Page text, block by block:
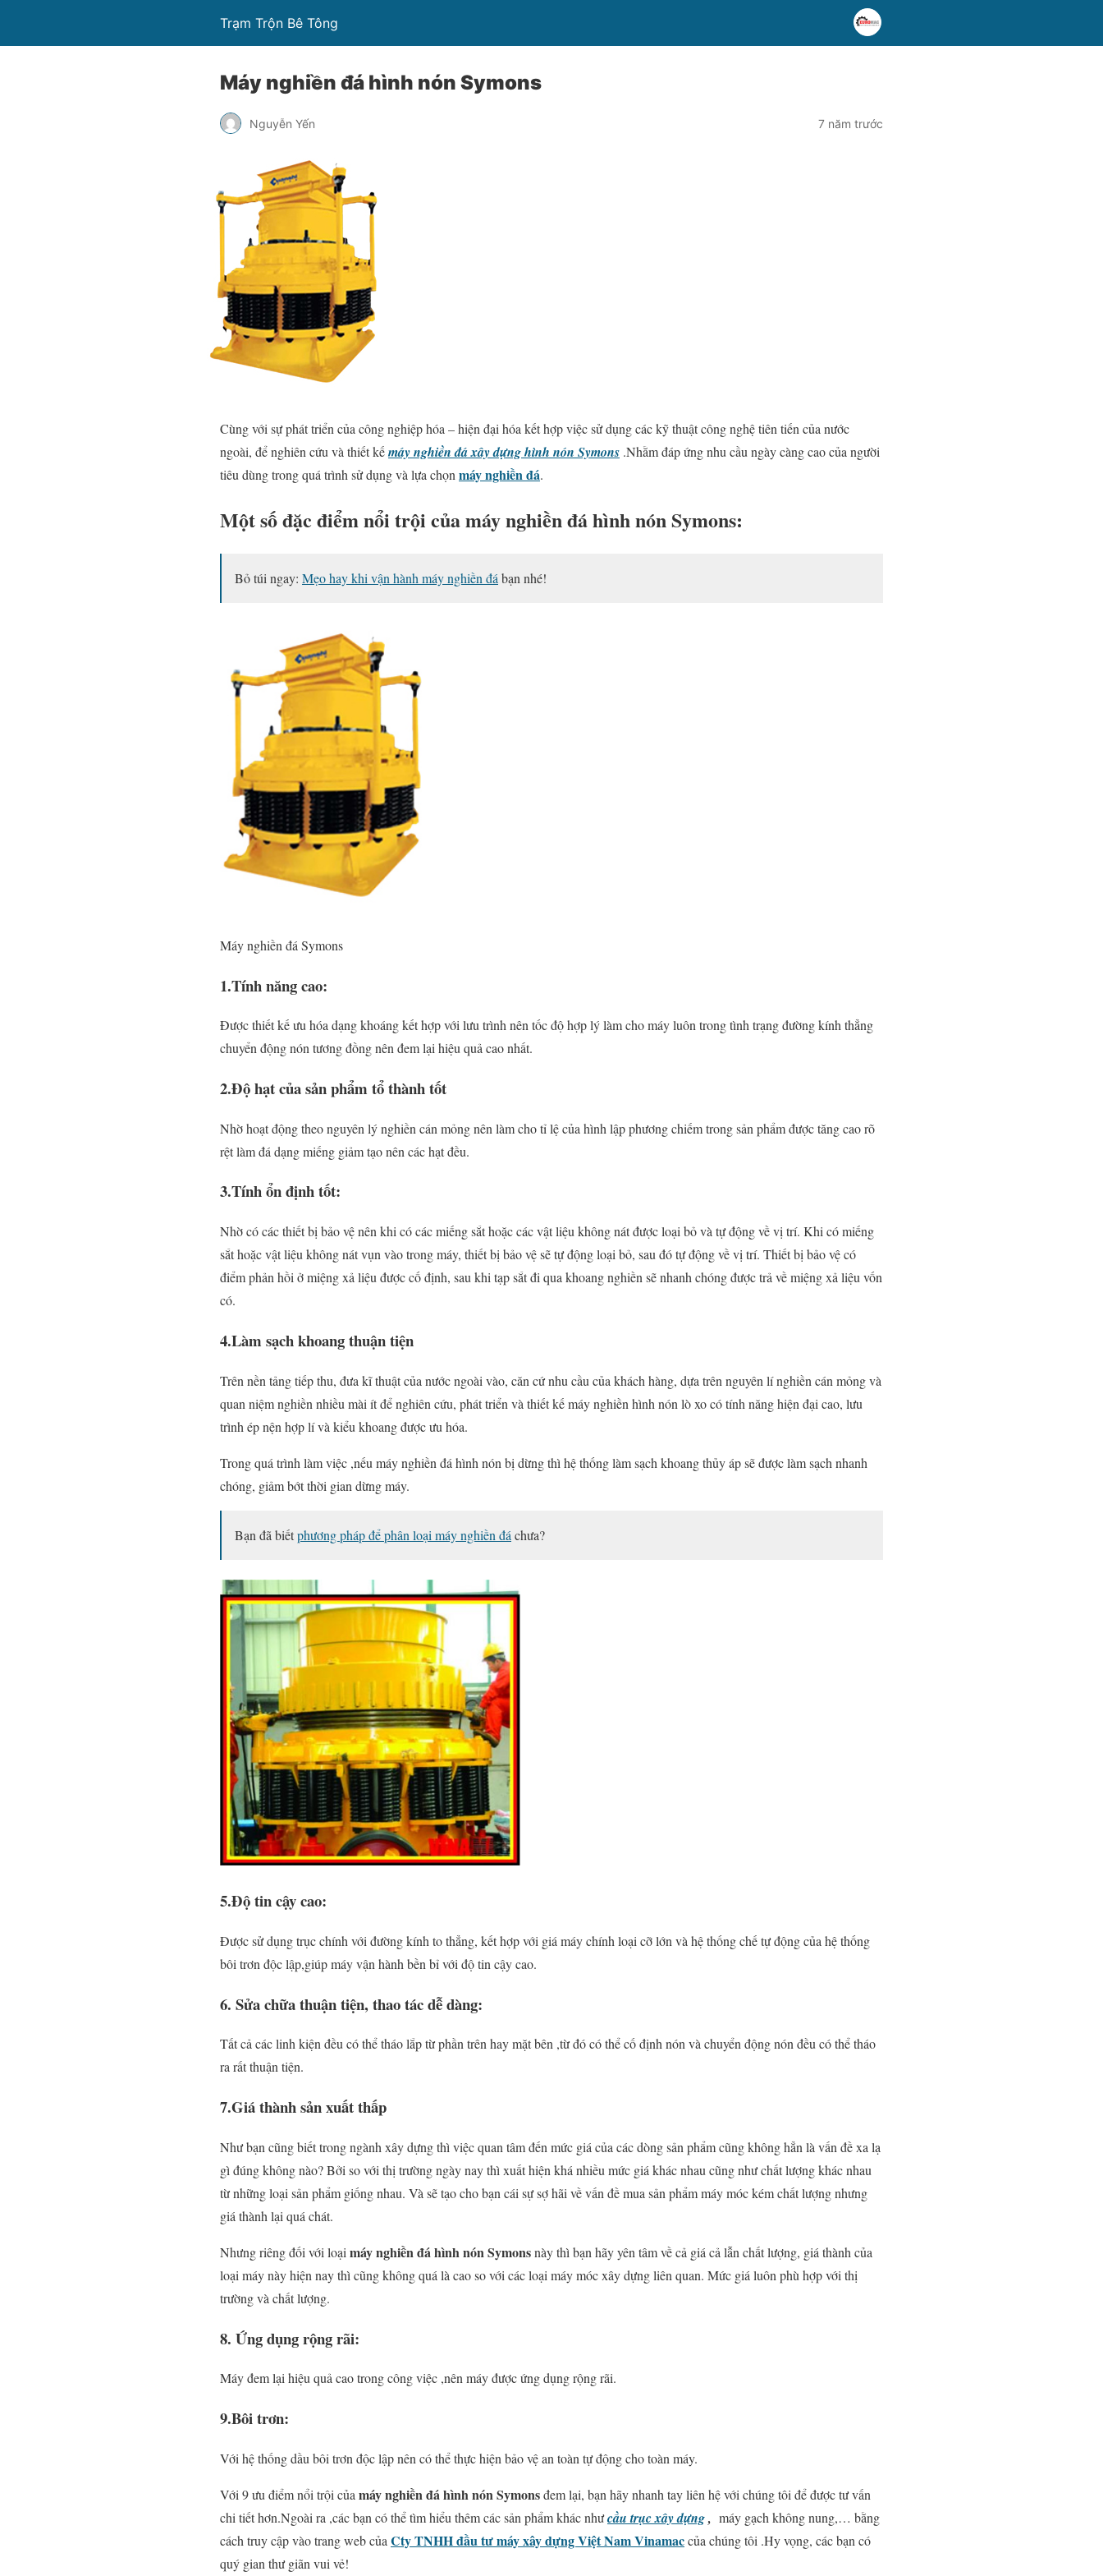
Trạm Trộn Bê Tông
Máy nghiền đá hình nón Symons
Nguyễn Yến 7 năm trước
Cùng với sự phát triển của công nghiệp hóa – hiện đại hóa kết hợp việc sử dụng các kỹ thuật công nghệ tiên tiến của nước
ngoài, để nghiên cứu và thiết kếmáy nghiền đá xây dựnghình nón Symons .Nhằm đáp ứng nhu cầu ngày càng cao của người
tiêu dùng trong quá trình sử dụng và lựa chọn máy nghiền đá.
Một số đặc điểm nổi trội của máy nghiền đá hình nón Symons:
Bỏ túi ngay: Mẹo hay khi vận hành máy nghiền đá bạn nhé!
Máy nghiền đá Symons
1.Tính năng cao:
Được thiết kế ưu hóa dạng khoáng kết hợp với lưu trình nên tốc độ hợp lý làm cho máy luôn trong tình trạng đường kính thẳng
chuyển động nón tương đồng nên đem lại hiệu quả cao nhất.
2.Độ hạt của sản phẩm tổ thành tốt
Nhờ hoạt động theo nguyên lý nghiền cán mỏng nên làm cho tỉ lệ của hình lập phương chiếm trong sản phẩm được tăng cao rõ
rệt làm đá dạng miếng giảm tạo nên các hạt đều.
3.Tính ổn định tốt:
Nhờ có các thiết bị bảo vệ nên khi có các miếng sắt hoặc các vật liệu không nát được loại bỏ và tự động về vị trí. Khi có miếng
sắt hoặc vật liệu không nát vụn vào trong máy, thiết bị bảo vệ sẽ tự động loại bỏ, sau đó tự động về vị trí. Thiết bị bảo vệ có
điểm phản hồi ở miệng xả liệu được cố định, sau khi tạp sắt đi qua khoang nghiền sẽ nhanh chóng được trả về miệng xả liệu vốn
có.
4.Làm sạch khoang thuận tiện
Trên nền tảng tiếp thu, đưa kĩ thuật của nước ngoài vào, căn cứ nhu cầu của khách hàng, dựa trên nguyên lí nghiền cán mỏng và
quan niệm nghiền nhiều mài ít để nghiên cứu, phát triển và thiết kế máy nghiền hình nón lò xo có tính năng hiện đại cao, lưu
trình ép nện hợp lí và kiểu khoang được ưu hóa.
Trong quá trình làm việc ,nếu máy nghiền đá hình nón bị dừng thì hệ thống làm sạch khoang thủy áp sẽ được làm sạch nhanh
chóng, giảm bớt thời gian dừng máy.
Bạn đã biếtphương pháp để phân loại máy nghiền đá chưa?
5.Độ tin cậy cao:
Được sử dụng trục chính với đường kính to thẳng, kết hợp với giá máy chính loại cỡ lớn và hệ thống chế tự động của hệ thống
bôi trơn độc lập,giúp máy vận hành bền bỉ với độ tin cậy cao.
6. Sửa chữa thuận tiện, thao tác dễ dàng:
Tất cả các linh kiện đều có thể tháo lắp từ phần trên hay mặt bên ,từ đó có thể cố định nón và chuyển động nón đều có thể tháo
ra rất thuận tiện.
7.Giá thành sản xuất thấp
Như bạn cũng biết trong ngành xây dựng thì việc quan tâm đến mức giá của các dòng sản phẩm cũng không hẳn là vấn đề xa lạ
gì đúng không nào? Bởi so với thị trường ngày nay thì xuất hiện khá nhiều mức giá khác nhau cũng như chất lượng khác nhau
từ những loại sản phẩm giống nhau. Và sẽ tạo cho bạn cái sự sợ hãi về vấn đề mua sản phẩm máy móc kém chất lượng nhưng
giá thành lại quá chát.
Nhưng riêng đối với loại máy nghiền đá hình nónSymonsnày thì bạn hãy yên tâm về cả giá cả lẫn chất lượng, giá thành của
loại máy này hiện nay thì cũng không quá là cao so với các loại máy móc xây dựng liên quan. Mức giá luôn phù hợp với thị
trường và chất lượng.
8. Ứng dụng rộng rãi:
Máy đem lại hiệu quả cao trong công việc ,nên máy được ứng dụng rộng rãi.
9.Bôi trơn:
Với hệ thống dầu bôi trơn độc lập nên có thể thực hiện bảo vệ an toàn tự động cho toàn máy.
Với 9 ưu điểm nổi trội của máy nghiền đá hình nón Symonsđem lại, bạn hãy nhanh tay liên hệ với chúng tôi để được tư vấn
chi tiết hơn.Ngoài ra ,các bạn có thể tìm hiểu thêm các sản phẩm khác nhưcầu trục xây dựng, máy gạch không nung,… bằng
cách truy cập vào trang web của Cty TNHH đầu tư máy xây dựng Việt Nam Vinamaccủa chúng tôi .Hy vọng, các bạn có
quý gian thư giãn vui vẻ!